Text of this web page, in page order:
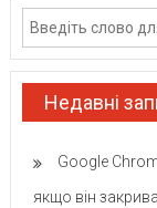
Недавні
Google
якщо він